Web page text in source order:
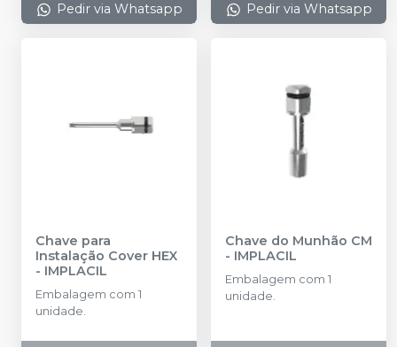
Pedir via Whatsapp Pedir via Whatsapp
Chave para
Instalação Cover HEX
- IMPLACIL
Embalagem com 1
unidade.
Chave do Munhão CM
- IMPLACIL
Embalagem com 1
unidade.